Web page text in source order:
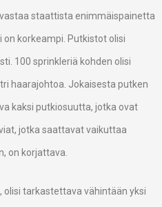
staattista enimmäispainetta
on korkeampi. Putkistot olisi
100 sprinkleriä kohden olisi
haarajohtoa. Jokaisesta putken
kaksi putkiosuutta, jotka ovat
jotka saattavat vaikuttaa
on korjattava.
olisi tarkastettava vähintään yksi